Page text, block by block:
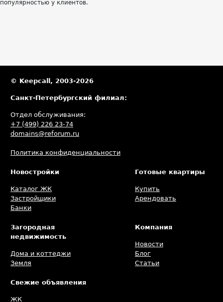
популярностью у клиентов.
© Keepcall, 2003-2026
Санкт-Петербургский филиал:
Отдел обслуживания:
+7 (499) 226 23-74
domains@reforum.ru
Политика конфиденциальности
Новостройки
Каталог ЖК
Застройщики
Банки
Готовые квартиры
Купить
Арендовать
Загородная
недвижимость
Дома и коттеджи
Земля
Компания
Новости
Блог
Статьи
Свежие объявления
ЖК